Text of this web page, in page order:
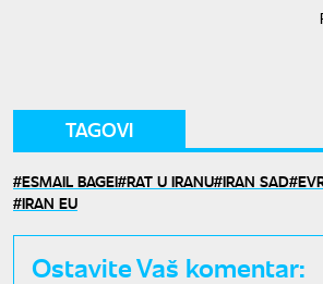
TAGOVI
ESMAIL BAGEI RAT U IRANU IRAN SAD
IRAN EU
Ostavite Vaš komentar: